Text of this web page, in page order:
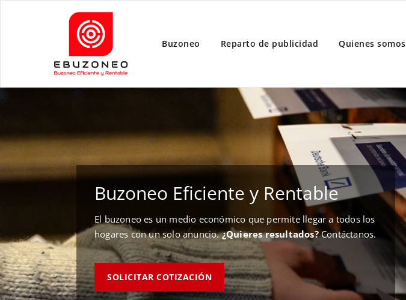
Buzoneo Reparto de publicidad Quienes somos
Buzoneo Eficiente y Rentable
El buzoneo es un medio económico que permite llegar a todos los
hogares con un solo anuncio.¿Quieres resultados?Contáctanos.
SOLICITAR COTIZACIÓN